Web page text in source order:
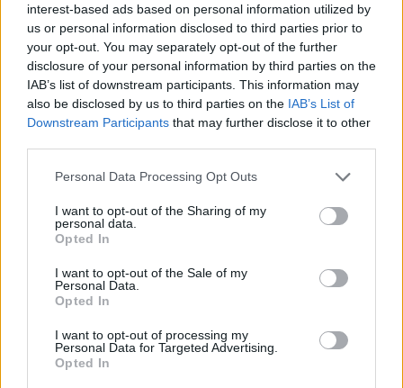
interest-based ads based on personal information utilized by
us or personal information disclosed to third parties prior to
your opt-out. You may separately opt-out of the further
disclosure of your personal information by third parties on the
IAB’s list of downstream participants. This information may
also be disclosed by us to third parties on the IAB’s List of
Downstream Participants that may further disclose it to other
Personal Data Processing Opt Outs
I want to opt-out of the Sharing of my
personal data.
Opted In
I want to opt-out of the Sale of my
Personal Data.
Opted In
I want to opt-out of processing my
Personal Data for Targeted Advertising.
Opted In
στις ηλεκτρονικές αγορές έως
150 ευρώ από χώρες εκτός ΕΕ
– Τι αλλάζει από 1η Ιουλίου
ηλεκτρονικού εμπορίου στην
Ε.Ε. το 2025 – Το 93%
προέρχεται από την Κίνα
ΕΒΕΠ: Οι δασμοί των ΗΠΑ
τιμωρούν την οικονομία της ΕΕ
ευρώ στα μικροδέματα
ηλεκτρονικού εμπορίου